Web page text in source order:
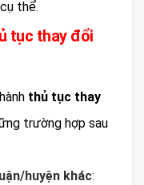
thể.
tục thay đổi
thủ tục thay
trường hợp sau
huyện khác: